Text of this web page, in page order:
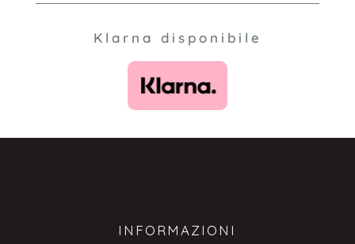
Klarna disponibile
INFORMAZIONI